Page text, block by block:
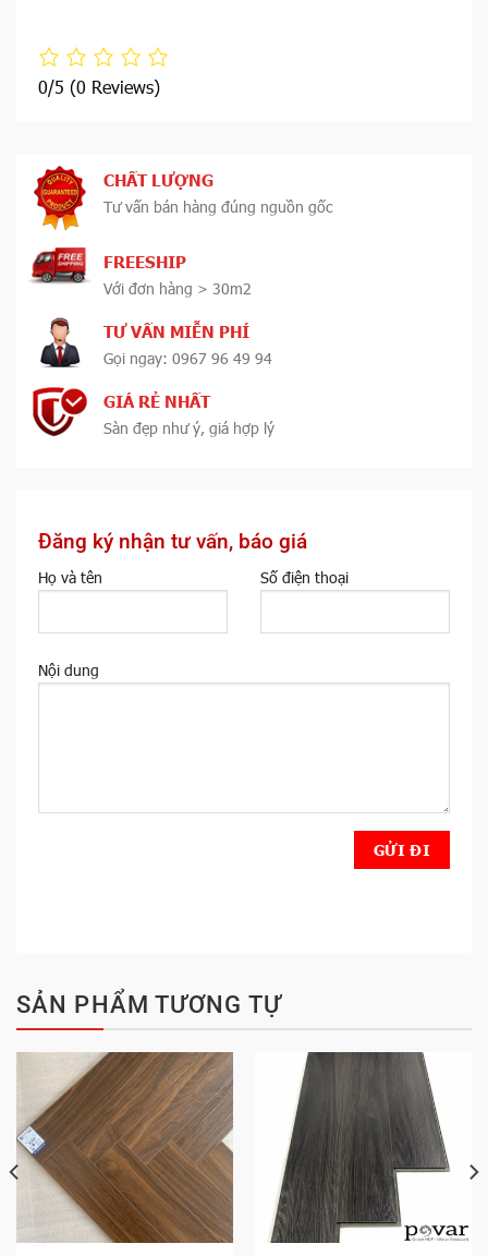
0/5 (0 Reviews)
CHẤT LƯỢNG
Tư vấn bán hàng đúng nguồn gốc
FREESHIP
Với đơn hàng > 30m2
TƯ VẤN MIỄN PHÍ
Gọi ngay: 0967 96 49 94
GIÁ RẺ NHẤT
Sàn đẹp như ý, giá hợp lý
Đăng ký nhận tư vấn, báo giá
Họ và tên Số điện thoại
Nội dung
SẢN PHẨM TƯƠNG TỰ